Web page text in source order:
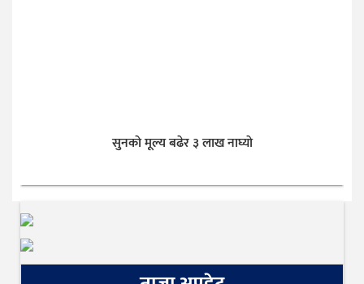
सुनकाे मूल्य बढेर ३ लाख नाघ्याे